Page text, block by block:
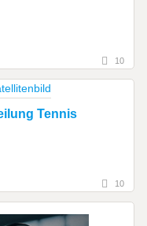
10
Tennis
10